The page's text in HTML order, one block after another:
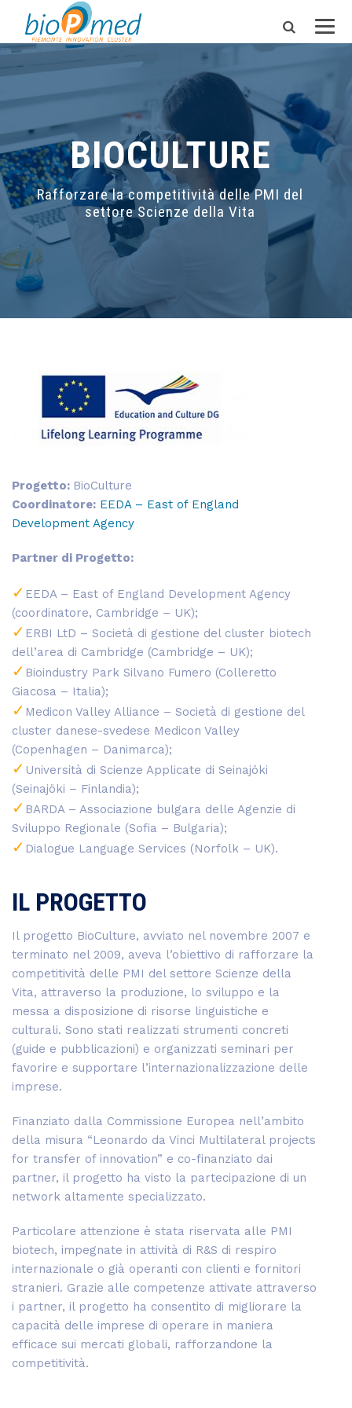
BIOCULTURE
Rafforzare la competitività delle PMI del
settore Scienze della Vita
Progetto: BioCulture
Coordinatore: EEDA – East of England
Development Agency
Partner di Progetto:
EEDA – East of England Development Agency
(coordinatore, Cambridge – UK);
ERBI LtD – Società di gestione del cluster biotech
dell’area di Cambridge (Cambridge – UK);
Bioindustry Park Silvano Fumero (Colleretto
Giacosa – Italia);
Medicon Valley Alliance – Società di gestione del
cluster danese-svedese Medicon Valley
(Copenhagen – Danimarca);
Università di Scienze Applicate di Seinajöki
(Seinajöki – Finlandia);
BARDA – Associazione bulgara delle Agenzie di
Sviluppo Regionale (Sofia – Bulgaria);
Dialogue Language Services (Norfolk – UK).
IL PROGETTO
Il progetto BioCulture, avviato nel novembre 2007 e
terminato nel 2009, aveva l’obiettivo di rafforzare la
competitività delle PMI del settore Scienze della
Vita, attraverso la produzione, lo sviluppo e la
messa a disposizione di risorse linguistiche e
culturali. Sono stati realizzati strumenti concreti
(guide e pubblicazioni) e organizzati seminari per
favorire e supportare l’internazionalizzazione delle
imprese.
Finanziato dalla Commissione Europea nell’ambito
della misura “Leonardo da Vinci Multilateral projects
for transfer of innovation” e co-finanziato dai
partner, il progetto ha visto la partecipazione di un
network altamente specializzato.
Particolare attenzione è stata riservata alle PMI
biotech, impegnate in attività di R&S di respiro
internazionale o già operanti con clienti e fornitori
stranieri. Grazie alle competenze attivate attraverso
i partner, il progetto ha consentito di migliorare la
capacità delle imprese di operare in maniera
efficace sui mercati globali, rafforzandone la
competitività.